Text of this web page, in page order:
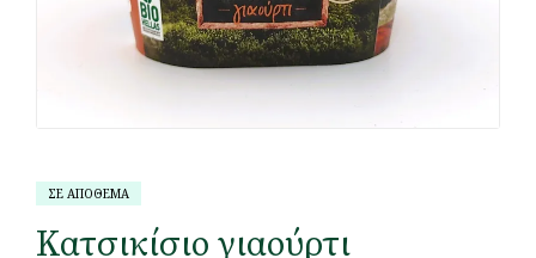
ΣΕ ΑΠΟΘΕΜΑ
Κατσικίσιο γιαούρτι